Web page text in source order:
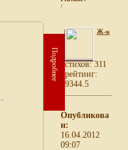
/
Подробнее
Ж-к
cтихов: 311
рейтинг:
9344.5
Опубликова
н:
16.04.2012
09:07